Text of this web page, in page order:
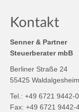
Kontakt
Senner & Partner
Steuerberater mbB
Berliner Straße 24
55425 Waldalgesheim
Tel.: +49 6721 9442-0
Fax: +49 6721 9442-